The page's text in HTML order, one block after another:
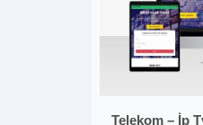
Telekom – İp